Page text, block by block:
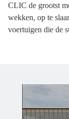
CLIC de grootst
wekken, op te
voertuigen die de